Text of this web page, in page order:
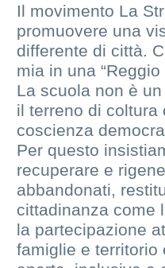
Il movimento La
promuovere una
differente di città.
mia in una
La scuola non è
il terreno di coltura
coscienza
Per questo
recuperare e
abbandonati,
cittadinanza come
la partecipazione
famiglie e territorio